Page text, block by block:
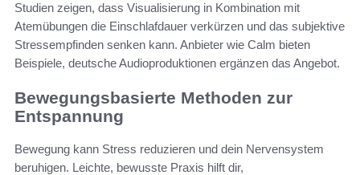
Studien zeigen, dass Visualisierung in Kombination mit
Atemübungen die Einschlafdauer verkürzen und das subjektive
Stressempfinden senken kann. Anbieter wie Calm bieten
Beispiele, deutsche Audioproduktionen ergänzen das Angebot.
Bewegungsbasierte Methoden zur
Entspannung
Bewegung kann Stress reduzieren und dein Nervensystem
beruhigen. Leichte, bewusste Praxis hilft dir,